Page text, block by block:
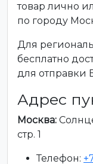
товар лично
по городу
Для
бесплатно
для отправки
Адрес
Москва:
стр. 1
Телефон: